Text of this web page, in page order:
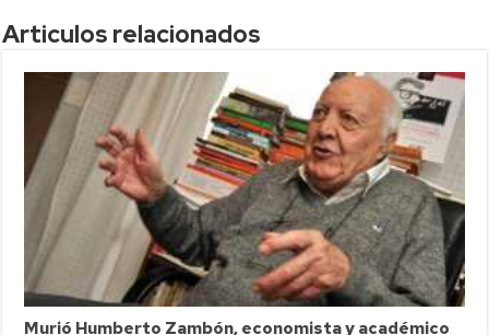
Articulos relacionados
Murió Humberto Zambón, economista y académico